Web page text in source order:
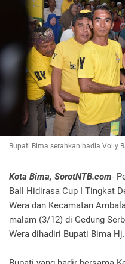
Bupati Bima serahkan hadia Volly
Kota Bima, SorotNTB.com-
Ball Hidirasa Cup I Tingkat
Wera dan Kecamatan
malam (3/12) di Gedung
Wera dihadiri Bupati Bima